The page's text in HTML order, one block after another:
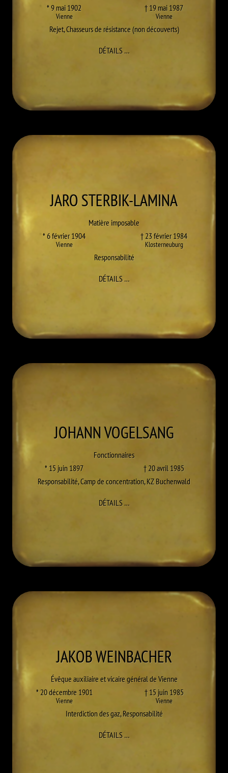
* 9 mai 1902
Vienne
† 19 mai 1987
Vienne
Rejet,Chasseurs de résistance (non découverts)
DÉTAILS…À ANTON MARIA PICHLER
JAROSTERBIK-LAMINA
Matière imposable
* 6 février 1904
Vienne
† 23 février 1984
Klosterneuburg
Responsabilité
DÉTAILS…À JARO STERBIK-LAMINA
JOHANNVOGELSANG
Fonctionnaires
* 15 juin 1897
† 20 avril 1985
Responsabilité,Camp de concentration,KZ Buchenwald
DÉTAILS…À JOHANN VOGELSANG
JAKOBWEINBACHER
Évêque auxiliaire et vicaire général de Vienne
* 20 décembre 1901
Vienne
† 15 juin 1985
Vienne
Interdiction des gaz,Responsabilité
DÉTAILS…À JAKOB WEINBACHER